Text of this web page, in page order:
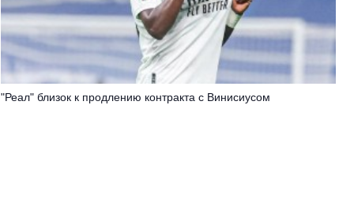
"Реал" близок к продлению контракта с Винисиусом